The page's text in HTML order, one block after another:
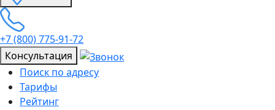
+7 (800) 775-91-72
Консультация
Поиск по адресу
Тарифы
Рейтинг